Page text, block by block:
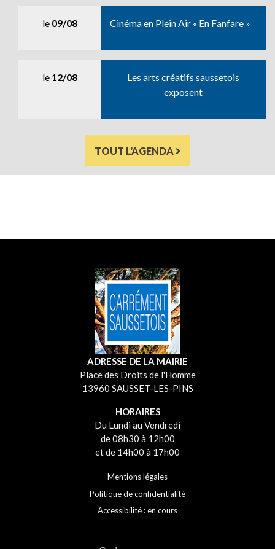
le 09/08 Cinéma en Plein Air « En Fanfare »
le 12/08
Les arts créatifs saussetois
exposent
TOUT L'AGENDA
ADRESSE DE LA MAIRIE
Place des Droits de l'Homme
13960 SAUSSET-LES-PINS
HORAIRES
Du Lundi au Vendredi
de 08h30 à 12h00
et de 14h00 à 17h00
Mentions légales
Politique de confidentialité
Accessibilité : en cours